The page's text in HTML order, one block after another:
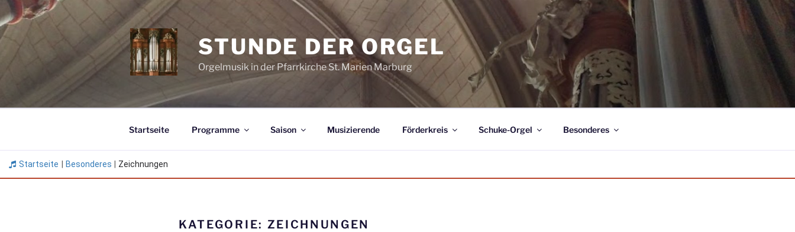
Zum
Inhalt
springen
STUNDE DER ORGEL
Orgelmusik in der Pfarrkirche St. Marien Marburg
Startseite Programme Saison Musizierende Förderkreis Schuke-Orgel Besonderes
Startseite Besonderes Zeichnungen
KATEGORIE: ZEICHNUNGEN